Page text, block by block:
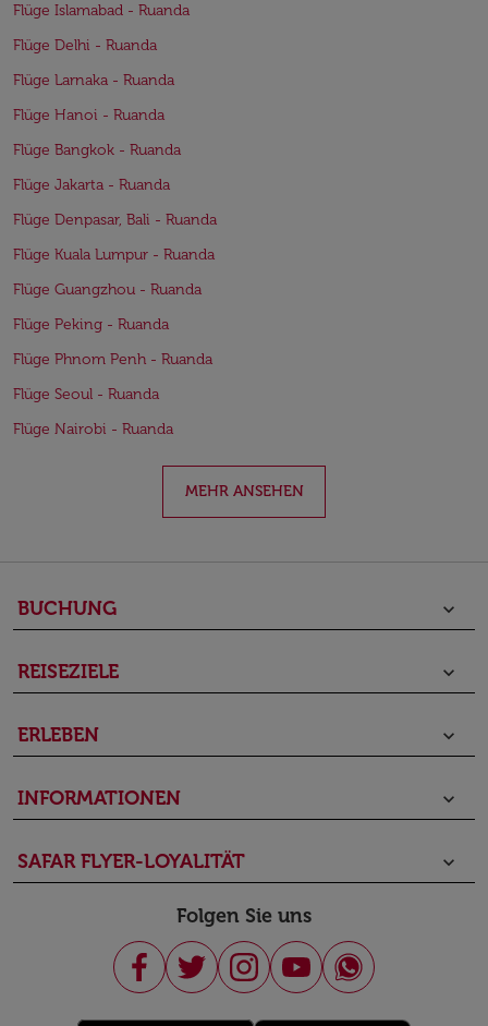
Flüge Islamabad - Ruanda
Flüge Delhi - Ruanda
Flüge Larnaka - Ruanda
Flüge Hanoi - Ruanda
Flüge Bangkok - Ruanda
Flüge Jakarta - Ruanda
Flüge Denpasar, Bali - Ruanda
Flüge Kuala Lumpur - Ruanda
Flüge Guangzhou - Ruanda
Flüge Peking - Ruanda
Flüge Phnom Penh - Ruanda
Flüge Seoul - Ruanda
Flüge Nairobi - Ruanda
MEHR ANSEHEN
BUCHUNG keyboard_arrow_down
REISEZIELE keyboard_arrow_down
ERLEBEN keyboard_arrow_down
INFORMATIONEN keyboard_arrow_down
SAFAR FLYER-LOYALITÄT keyboard_arrow_down
Folgen Sie uns